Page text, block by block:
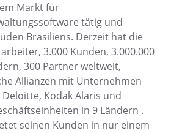
Markt für
tätig und
Brasiliens. Derzeit hat die
3.000 Kunden, 3.000.000
300 Partner weltweit,
Allianzen mit Unternehmen
Deloitte, Kodak Alaris und
in 9 Ländern .
seinen Kunden in nur einem